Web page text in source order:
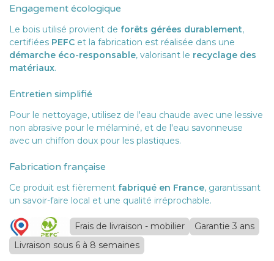
Engagement écologique
Le bois utilisé provient de forêts gérées durablement,
certifiées PEFC et la fabrication est réalisée dans une
démarche éco-responsable, valorisant le recyclage des
matériaux.
Entretien simplifié
Pour le nettoyage, utilisez de l'eau chaude avec une lessive
non abrasive pour le mélaminé, et de l'eau savonneuse
avec un chiffon doux pour les plastiques.
Fabrication française
Ce produit est fièrement fabriqué en France, garantissant
un savoir-faire local et une qualité irréprochable.
Frais de livraison - mobilier
Garantie 3 ans
Livraison sous 6 à 8 semaines